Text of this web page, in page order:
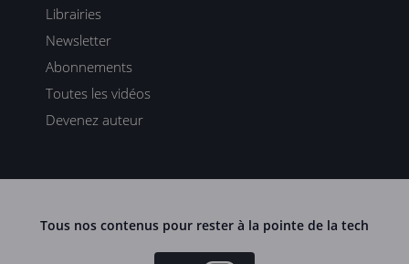
Librairies
Newsletter
Abonnements
Toutes les vidéos
Devenez auteur
Tous nos contenus pour rester à la pointe de la tech